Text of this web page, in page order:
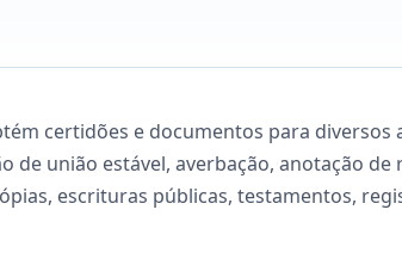
certidões e documentos para diversos
união estável, averbação, anotação
escrituras públicas, testamentos,